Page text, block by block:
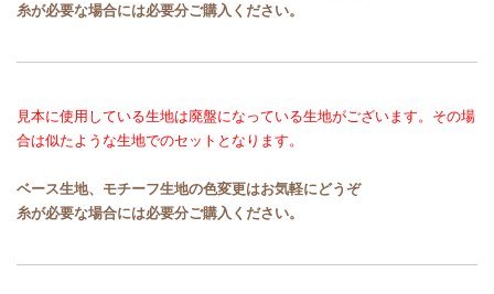
糸が必要な場合には必要分ご購入ください。
見本に使用している生地は廃盤になっている生地がございます。その場
合は似たような生地でのセットとなります。
ベース生地、モチーフ生地の色変更はお気軽にどうぞ
糸が必要な場合には必要分ご購入ください。